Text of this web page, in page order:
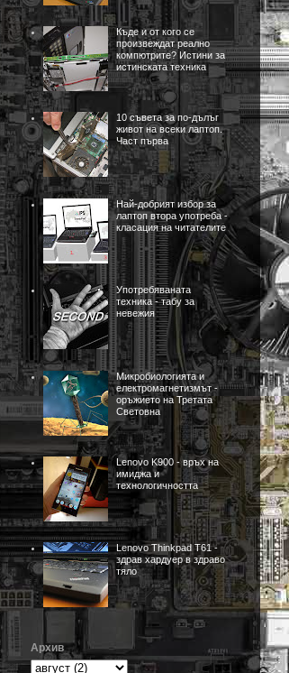
Къде и от кого се
произвеждат реално
компютрите? Истини за
истинската техника
10 съвета за по-дълъг
живот на всеки лаптоп.
Част първа
Най-добрият избор за
лаптоп втора употреба -
класация на читателите
Употребяваната
техника - табу за
невежия
Микробиологията и
електромагнетизмът -
оръжието на Третата
Световна
Lenovo K900 - връх на
имиджа и
технологичността
Lenovo Thinkpad T61 -
здрав хардуер в здраво
тяло
Архив